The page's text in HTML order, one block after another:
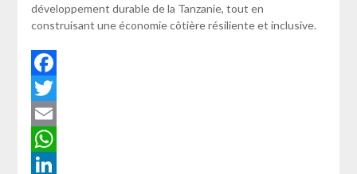
développement durable de la Tanzanie, tout en
construisant une économie côtière résiliente et inclusive.
Facebook
Twitter
Email
WhatsApp